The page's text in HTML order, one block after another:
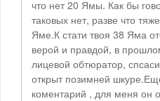
что нет 20 Ямы. Как бы
таковых нет, разве что
Яме.К стати твоя 38 Яма
верой и правдой, в
лицевой обтюратор,
открыт позимней
коментарий , для меня он